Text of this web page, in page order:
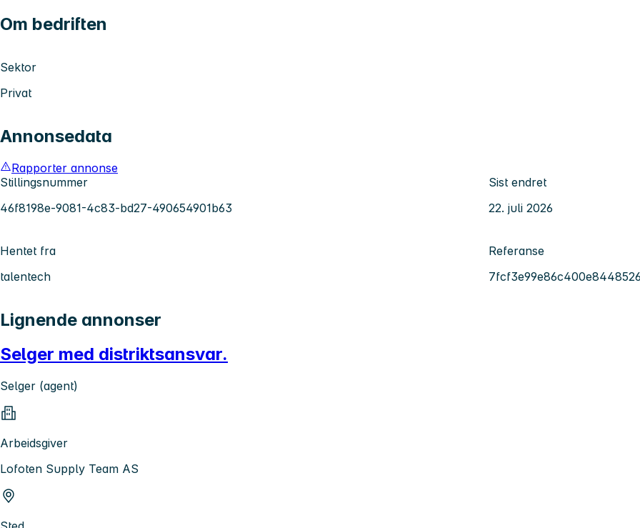
Om bedriften
Sektor
Privat
Annonsedata
Rapporter annonse
Stillingsnummer
46f8198e-9081-4c83-bd27-490654901b63
Sist endret
22. juli 2026
Hentet fra
talentech
Referanse
Lignende annonser
Selger med distriktsansvar.
Selger (agent)
Arbeidsgiver
Lofoten Supply Team AS